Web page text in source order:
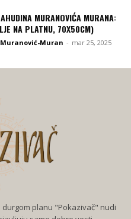
MURANOVIĆA MURANA:
NA PLATNU, 70X50CM)
Muran - mar 25, 2025
planu "Pokazivač" nudi